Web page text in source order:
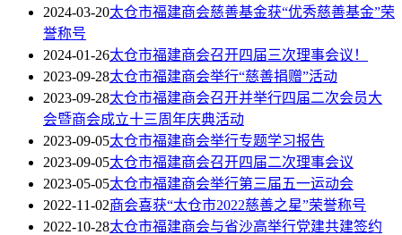
2024-03-20太仓市福建商会慈善基金获“优秀慈善基金”荣
誉称号
2024-01-26太仓市福建商会召开四届三次理事会议！
2023-09-28太仓市福建商会举行“慈善捐赠”活动
2023-09-28太仓市福建商会召开并举行四届二次会员大
会暨商会成立十三周年庆典活动
2023-09-05太仓市福建商会举行专题学习报告
2023-09-05太仓市福建商会召开四届二次理事会议
2023-05-05太仓市福建商会举行第三届五一运动会
2022-11-02商会喜获“太仓市2022慈善之星”荣誉称号
2022-10-28太仓市福建商会与省沙高举行党建共建签约